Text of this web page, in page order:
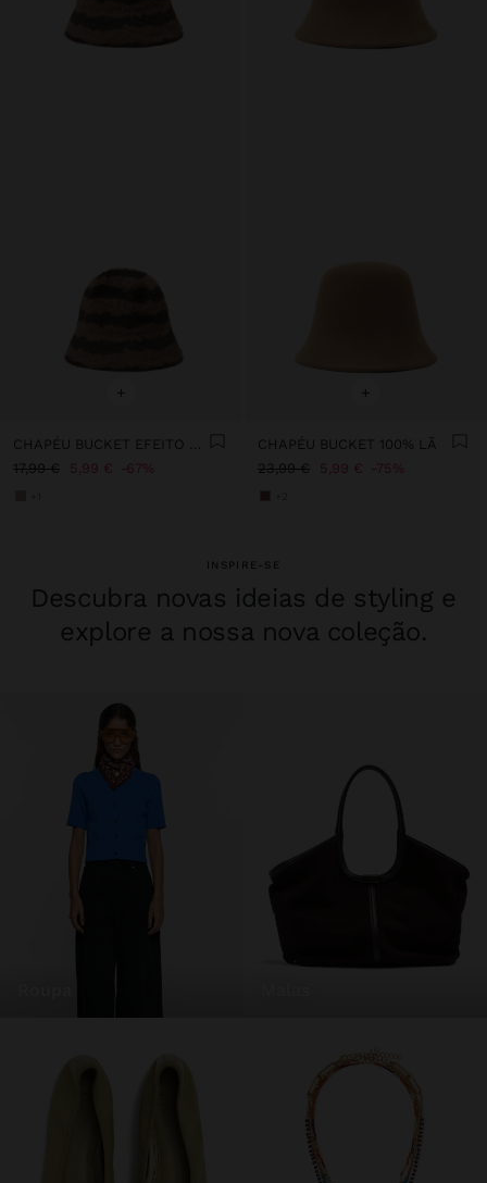
+
CHAPÉU BUCKET EFEITO PELO
17,99 €
5,99 € 67%
+
CHAPÉU BUCKET 100% LÃ
23,99 €
5,99 € 75%
INSPIRE-SE
Descubra novas ideias de styling e
explore a nossa nova coleção.